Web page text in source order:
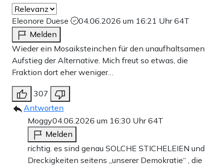
Eleonore Duese 04.06.2026 um 16:21 Uhr64T
Melden
Wieder ein Mosaiksteinchen für den unaufhaltsamen
Aufstieg der Alternative. Mich freut so etwas, die
Fraktion dort eher weniger…
307
Antworten
Moggy04.06.2026 um 16:30 Uhr64T
Melden
richtig. es sind genau SOLCHE STICHELEIEN und
Dreckigkeiten seitens „unserer Demokratie“ , die